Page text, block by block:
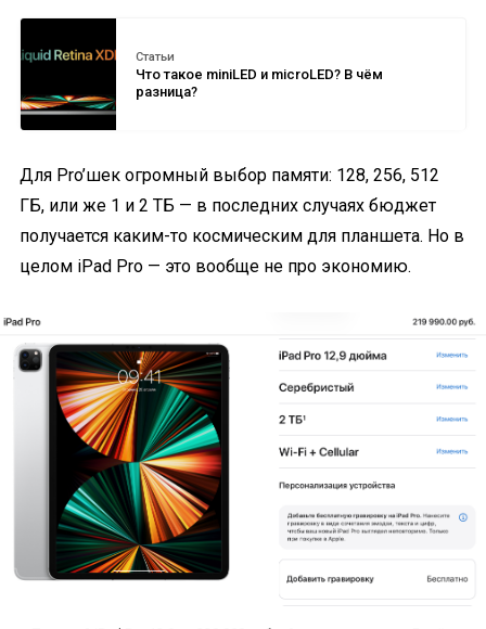
Статьи
Что такое miniLED и microLED? В чём
разница?
Для Pro’шек огромный выбор памяти: 128, 256, 512
ГБ, или же 1 и 2 ТБ — в последних случаях бюджет
получается каким-то космическим для планшета. Но в
целом iPad Pro — это вообще не про экономию.